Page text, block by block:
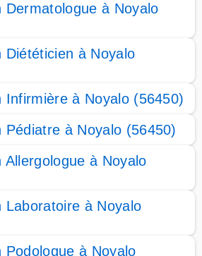
Dermatologue à Noyalo
Diététicien à Noyalo
Infirmière à Noyalo (56450)
Pédiatre à Noyalo (56450)
Allergologue à Noyalo
Laboratoire à Noyalo
Podologue à Noyalo